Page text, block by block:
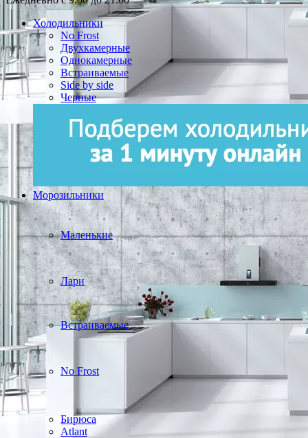
Холодильники
No Frost
Двухкамерные
Однокамерные
Встраиваемые
Side by side
Черные
Морозильники
Маленькие
Лари
Встраиваемые
No Frost
Бирюса
Atlant